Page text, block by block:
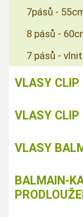
7pásů -
8 pásů -
7 pásů -
VLASY CLIP
VLASY CLIP
VLASY
BALMAIN-